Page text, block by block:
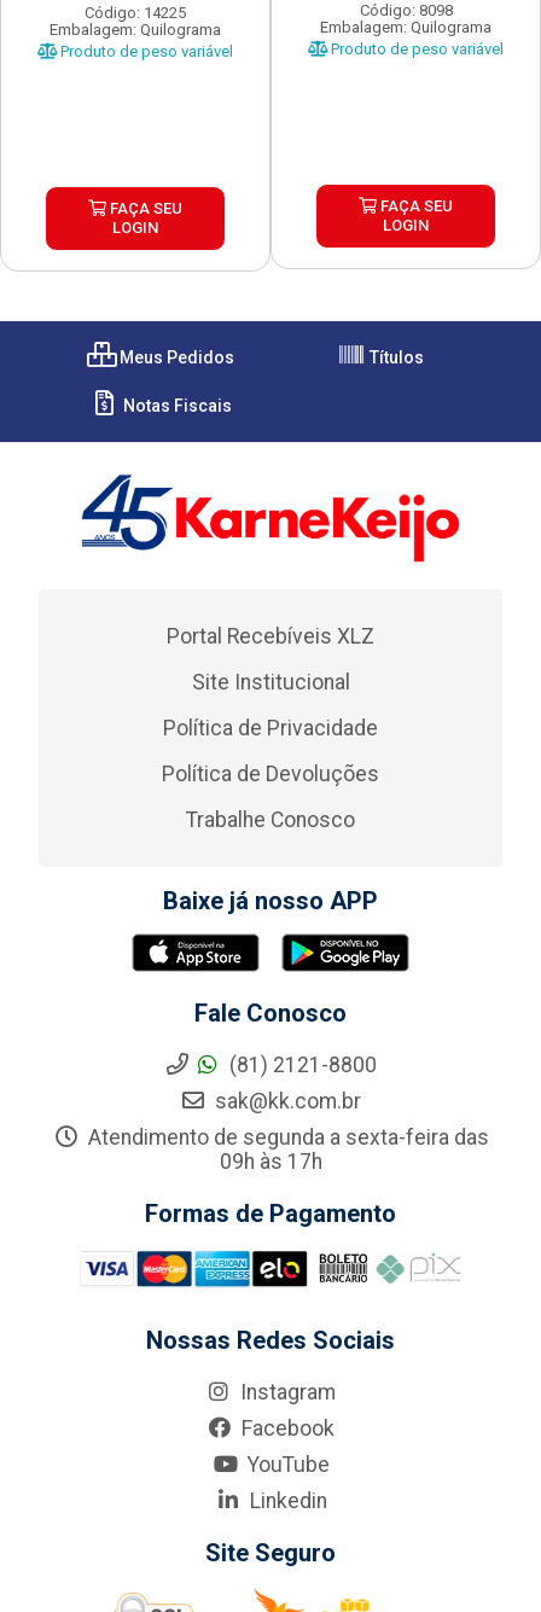
Código: 14225
Embalagem: Quilograma
Produto de peso variável
FAÇA SEU
LOGIN
Código: 8098
Embalagem: Quilograma
Produto de peso variável
FAÇA SEU
LOGIN
Meus Pedidos Títulos
Notas Fiscais
Portal Recebíveis XLZ
Site Institucional
Política de Privacidade
Política de Devoluções
Trabalhe Conosco
Baixe já nosso APP
Fale Conosco
(81) 2121-8800
sak@kk.com.br
Atendimento de segunda a sexta-feira das
09h às 17h
Formas de Pagamento
Nossas Redes Sociais
Instagram
Facebook
YouTube
Linkedin
Site Seguro